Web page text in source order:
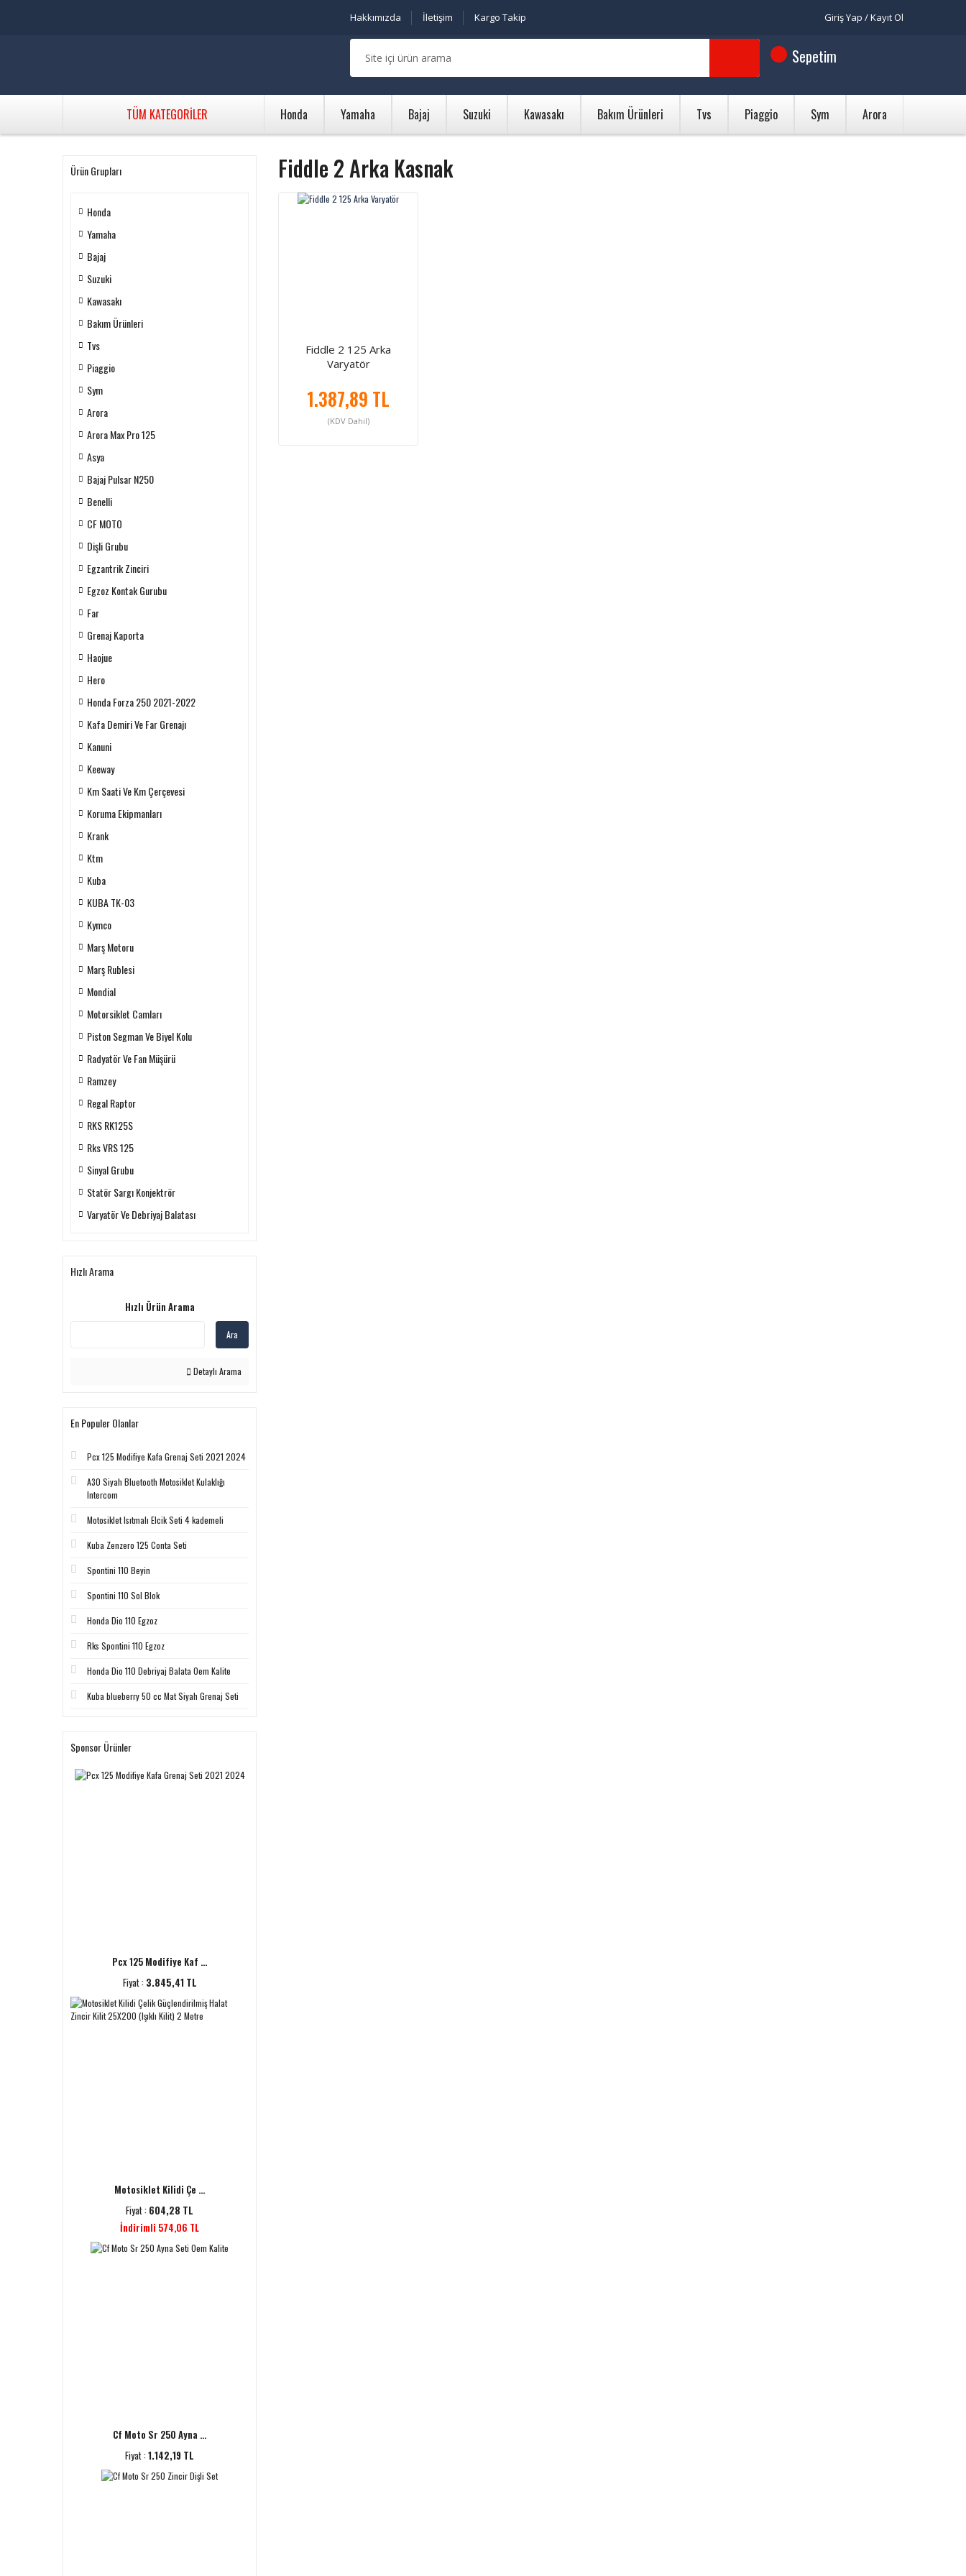
Hakkımızda İletişim Kargo Takip Giriş Yap / Kayıt Ol
Sepetim
TÜM KATEGORİLER Honda Yamaha Bajaj Suzuki Kawasakı Bakım Ürünleri Tvs Piaggio Sym Arora
Ürün Grupları
Honda
Yamaha
Bajaj
Suzuki
Kawasakı
Bakım Ürünleri
Tvs
Piaggio
Sym
Arora
Arora Max Pro 125
Asya
Bajaj Pulsar N250
Benelli
CF MOTO
Dişli Grubu
Egzantrik Zinciri
Egzoz Kontak Gurubu
Far
Grenaj Kaporta
Haojue
Hero
Honda Forza 250 2021-2022
Kafa Demiri Ve Far Grenajı
Kanuni
Keeway
Km Saati Ve Km Çerçevesi
Koruma Ekipmanları
Krank
Ktm
Kuba
KUBA TK-03
Kymco
Marş Motoru
Marş Rublesi
Mondial
Motorsiklet Camları
Piston Segman Ve Biyel Kolu
Radyatör Ve Fan Müşürü
Ramzey
Regal Raptor
RKS RK125S
Rks VRS 125
Sinyal Grubu
Statör Sargı Konjektrör
Varyatör Ve Debriyaj Balatası
Hızlı Arama
Hızlı Ürün Arama
Ara
Detaylı Arama
En Populer Olanlar
Pcx 125 Modifiye Kafa Grenaj Seti 2021 2024
A30 Siyah Bluetooth Motosiklet Kulaklığı
Intercom
Motosiklet Isıtmalı Elcik Seti 4 kademeli
Kuba Zenzero 125 Conta Seti
Spontini 110 Beyin
Spontini 110 Sol Blok
Honda Dio 110 Egzoz
Rks Spontini 110 Egzoz
Honda Dio 110 Debriyaj Balata Oem Kalite
Kuba blueberry 50 cc Mat Siyah Grenaj Seti
Sponsor Ürünler
Pcx 125 Modifiye Kaf ...
Fiyat : 3.845,41 TL
Motosiklet Kilidi Çe ...
Fiyat : 604,28 TL
İndirimli 574,06 TL
Cf Moto Sr 250 Ayna ...
Fiyat : 1.142,19 TL
Fiddle 2 Arka Kasnak
Fiddle 2 125 Arka
Varyatör
1.387,89 TL
(KDV Dahil)